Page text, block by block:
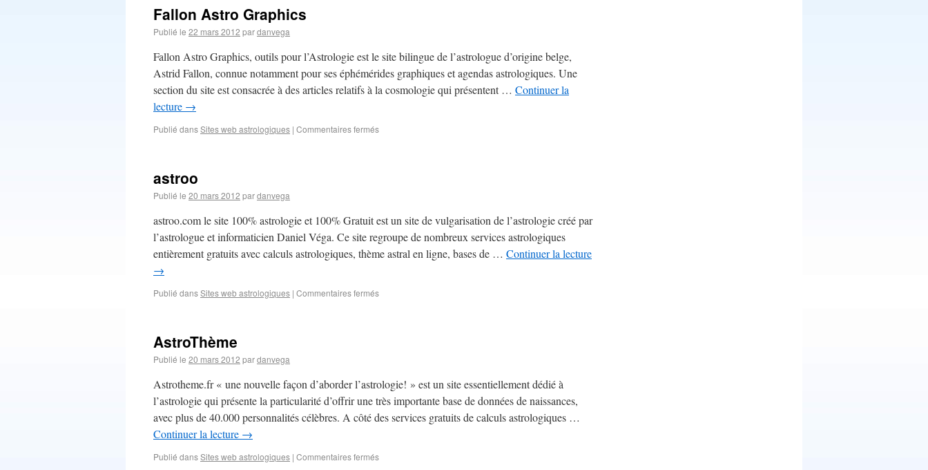
Fallon Astro Graphics
Publié le 22 mars 2012 pardanvega
Fallon Astro Graphics, outils pour l’Astrologie est le site bilingue de l’astrologue d’origine belge,
Astrid Fallon, connue notamment pour ses éphémérides graphiques et agendas astrologiques. Une
section du site est consacrée à des articles relatifs à la cosmologie qui présentent … Continuer la
lecture →
Publié dansSites web astrologiques | Commentaires fermés
astroo
Publié le 20 mars 2012 pardanvega
astroo.com le site 100% astrologie et 100% Gratuit est un site de vulgarisation de l’astrologie créé par
l’astrologue et informaticien Daniel Véga. Ce site regroupe de nombreux services astrologiques
entièrement gratuits avec calculs astrologiques, thème astral en ligne, bases de … Continuer la lecture
→
Publié dansSites web astrologiques | Commentaires fermés
AstroThème
Publié le 20 mars 2012 pardanvega
Astrotheme.fr « une nouvelle façon d’aborder l’astrologie! » est un site essentiellement dédié à
l’astrologie qui présente la particularité d’offrir une très importante base de données de naissances,
avec plus de 40.000 personnalités célèbres. A côté des services gratuits de calculs astrologiques …
Continuer la lecture →
Publié dansSites web astrologiques | Commentaires fermés